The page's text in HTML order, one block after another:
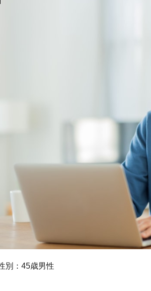
別：45歳男性